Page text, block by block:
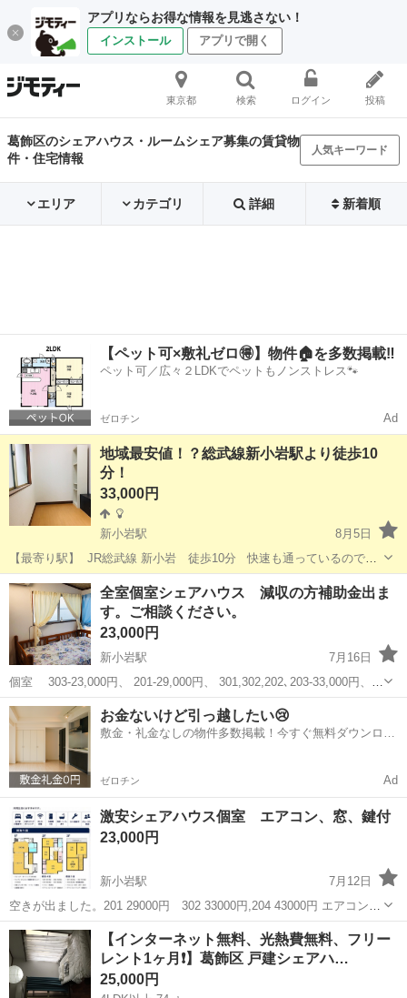
アプリならお得な情報を見逃さない！
インストール アプリで開く
東京都 検索 ログイン 投稿
葛飾区のシェアハウス・ルームシェア募集の賃貸物
件・住宅情報
人気キーワード
エリア カテゴリ 詳細 新着順
【ペット可×敷礼ゼロ🉐】物件🏠を多数掲載‼️
ペット可／広々２LDKでペットもノンストレス🐾
ゼロチン Ad
地域最安値！？総武線新小岩駅より徒歩10
分！
33,000円
新小岩駅
8月5日
【最寄り駅】 JR総武線 新小岩 徒歩10分 快速も通っているのでア
クセス便利！ 錦糸町や秋葉原近辺にお仕事の方はおすすめ♪ 新小岩駅
は駅前際開発により、大型複合施設に変わりましたのでおしゃれにな
ってきた街で...
東京 葛飾区 新小岩駅 シェアハウス 初期
全室個室シェアハウス 減収の方補助金出ま
す。ご相談ください。
23,000円
新小岩駅
7月16日
個室 303-23,000円、 201-29,000円、 301,302,202､203-33,000円、
204-43,000円 共益費12,000円 【学生・社会人歓迎！自由にアレンジで
きるシェアハウス】 ...
東京 葛飾区 新小岩駅 シェアハウス 初期
お金ないけど引っ越したい😢
敷金・礼金なしの物件多数掲載！今すぐ無料ダウンロー
ゼロチン Ad
激安シェアハウス個室 エアコン、窓、鍵付
23,000円
新小岩駅
7月12日
空きが出ました。201 29000円 302 33000円,204 43000円 エアコン鍵
付き個室です。共益費込みでも2〜4万円破格です！！ 大幅に減給した
方などには家賃補助の申請手続きも可能です。 1F20畳程度の大...
東京 葛飾区 新小岩駅 シェアハウス 押上駅
【インターネット無料、光熱費無料、フリー
レント1ヶ月❗️】葛飾区 戸建シェアハ…
25,000円